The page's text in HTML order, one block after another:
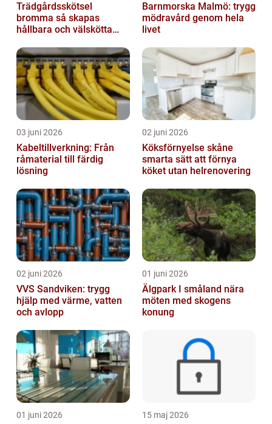
Trädgårdsskötsel
bromma så skapas
hållbara och välskötta
Barnmorska Malmö: trygg
mödravård genom hela
livet
03 juni 2026
Kabeltillverkning: Från
råmaterial till färdig
lösning
02 juni 2026
Köksförnyelse skåne
smarta sätt att förnya
köket utan helrenovering
02 juni 2026
VVS Sandviken: trygg
hjälp med värme, vatten
och avlopp
01 juni 2026
Älgpark I småland nära
möten med skogens
konung
01 juni 2026 15 maj 2026